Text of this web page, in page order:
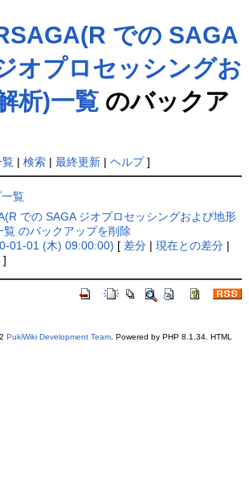
での SAGA
オプロセッシングお
析)一覧のバックア
覧| 検索| 最終更新| ヘルプ]
覧
での SAGA ジオプロセッシングおよび地形
覧 のバックアップを削除
01-01 (木) 09:00:00) [ 差分 |現在との差分 |
]
PukiWiki Development Team. Powered by PHP 8.1.34. HTML